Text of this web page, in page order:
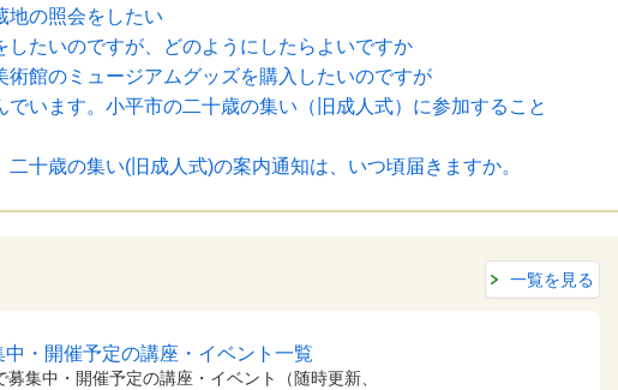
地の照会をしたい
したいのですが、どのようにしたらよいですか
術館のミュージアムグッズを購入したいのですが
でいます。小平市の二十歳の集い（旧成人式）に参加すること
二十歳の集い(旧成人式)の案内通知は、いつ頃届きますか。
一覧を見る
・開催予定の講座・イベント一覧
募集中・開催予定の講座・イベント（随時更新、